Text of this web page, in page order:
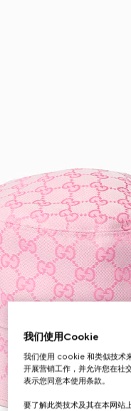
我们使用Cookie
我们使用 cookie 和类似技术
开展营销工作，并允许您在社
表示您同意本使用条款。
要了解此类技术及其在本网站